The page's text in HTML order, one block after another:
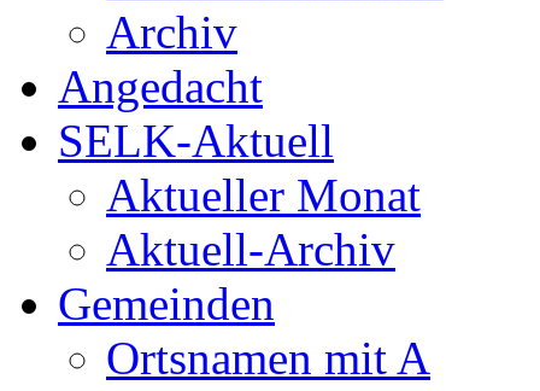
Archiv
Angedacht
SELK-Aktuell
Aktueller Monat
Aktuell-Archiv
Gemeinden
Ortsnamen mit A